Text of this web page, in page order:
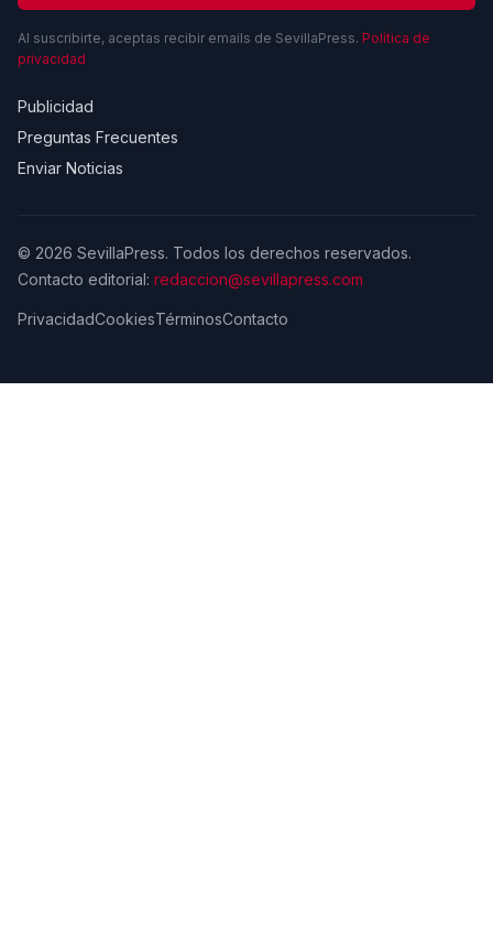
Al suscribirte, aceptas recibir emails de SevillaPress. Política de
privacidad
Publicidad
Preguntas Frecuentes
Enviar Noticias
© 2026 SevillaPress. Todos los derechos reservados.
Contacto editorial: redaccion@sevillapress.com
PrivacidadCookiesTérminosContacto